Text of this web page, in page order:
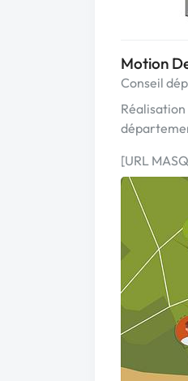
Motion
Conseil
[URL